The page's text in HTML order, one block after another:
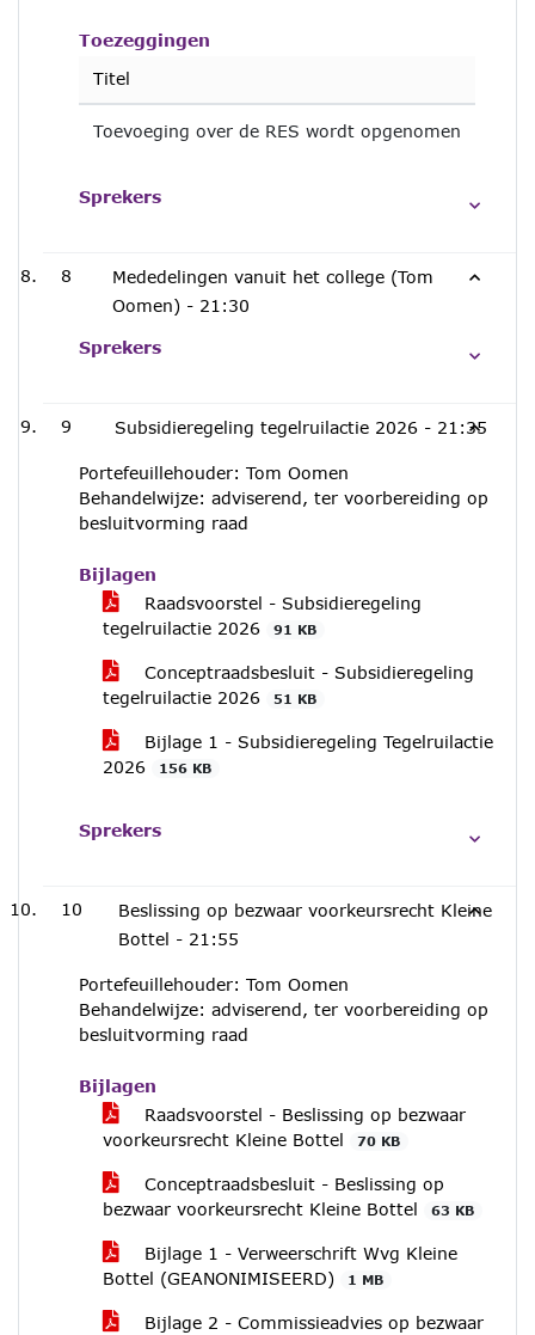
Toezeggingen
Titel
Toevoeging over de RES wordt opgenomen
Sprekers
8
Mededelingen vanuit het college (Tom
Oomen) - 21:30
Sprekers
9 Subsidieregeling tegelruilactie 2026 - 21:35
Portefeuillehouder: Tom Oomen
Behandelwijze: adviserend, ter voorbereiding op
besluitvorming raad
Bijlagen
Raadsvoorstel - Subsidieregeling
tegelruilactie 2026
91 KB
Conceptraadsbesluit - Subsidieregeling
tegelruilactie 2026
51 KB
Bijlage 1 - Subsidieregeling Tegelruilactie
2026
156 KB
Sprekers
10
Beslissing op bezwaar voorkeursrecht Kleine
Bottel - 21:55
Portefeuillehouder: Tom Oomen
Behandelwijze: adviserend, ter voorbereiding op
besluitvorming raad
Bijlagen
Raadsvoorstel - Beslissing op bezwaar
voorkeursrecht Kleine Bottel
70 KB
Conceptraadsbesluit - Beslissing op
bezwaar voorkeursrecht Kleine Bottel
63 KB
Bijlage 1 - Verweerschrift Wvg Kleine
Bottel (GEANONIMISEERD)
1 MB
Bijlage 2 - Commissieadvies op bezwaar